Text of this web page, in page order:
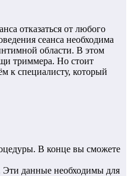
отказаться от любого
сеанса необходима
области. В этом
триммера. Но стоит
к специалисту, который
В конце вы сможете
Эти данные необходимы для